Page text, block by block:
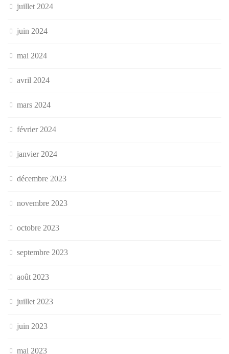
juillet 2024
juin 2024
mai 2024
avril 2024
mars 2024
février 2024
janvier 2024
décembre 2023
novembre 2023
octobre 2023
septembre 2023
août 2023
juillet 2023
juin 2023
mai 2023